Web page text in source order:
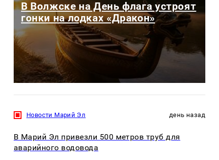
В Волжске на День флага устроят
гонки на лодках «Дракон»
Новости Марий Эл день назад
В Марий Эл привезли 500 метров труб для
аварийного водовода